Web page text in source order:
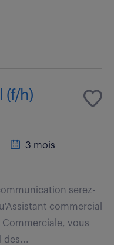
(f/h)
3 mois
serez-
commercial
Commerciale, vous
des...